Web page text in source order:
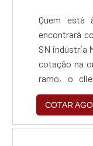
Quem está
encontrará
SN indústria
cotação na
ramo, o
excelência e
sanar
zincagem
COTAR